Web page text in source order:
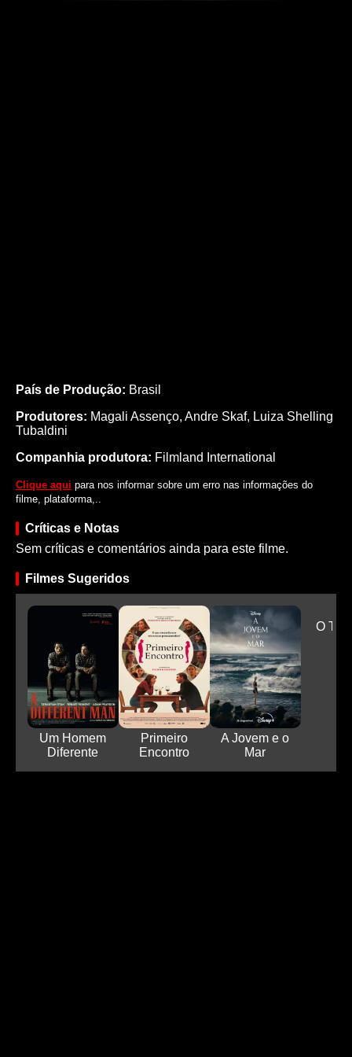
País de Produção: Brasil
Produtores: Magali Assenço, Andre Skaf, Luiza Shelling
Tubaldini
Companhia produtora: Filmland International
Clique aqui para nos informar sobre um erro nas informações do
filme, plataforma,..
Críticas e Notas
Sem críticas e comentários ainda para este filme.
Filmes Sugeridos
Um Homem
Diferente
Primeiro
Encontro
A Jovem e o
Mar
O